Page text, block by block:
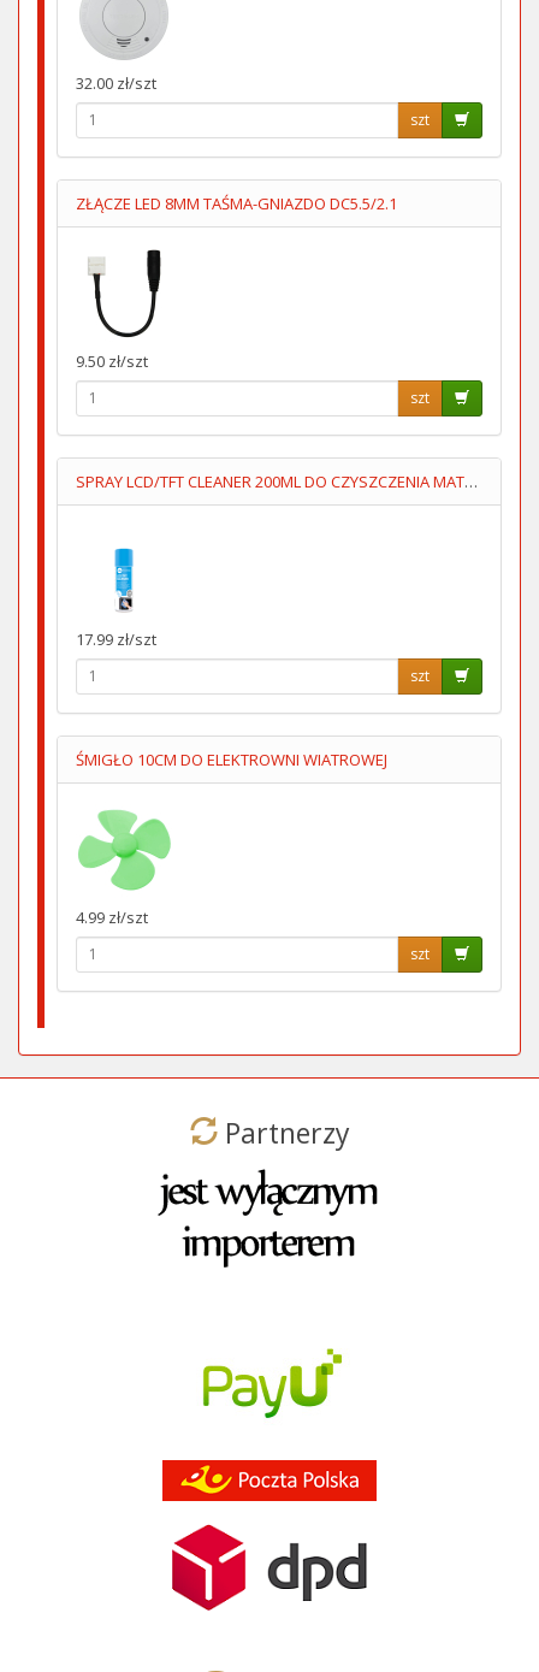
32.00 zł/szt
szt
ZŁĄCZE LED 8MM TAŚMA-GNIAZDO DC5.5/2.1
9.50 zł/szt
szt
SPRAY LCD/TFT CLEANER 200ML DO CZYSZCZENIA MATRYC LCD/TFT
17.99 zł/szt
szt
ŚMIGŁO 10CM DO ELEKTROWNI WIATROWEJ
4.99 zł/szt
szt
Partnerzy